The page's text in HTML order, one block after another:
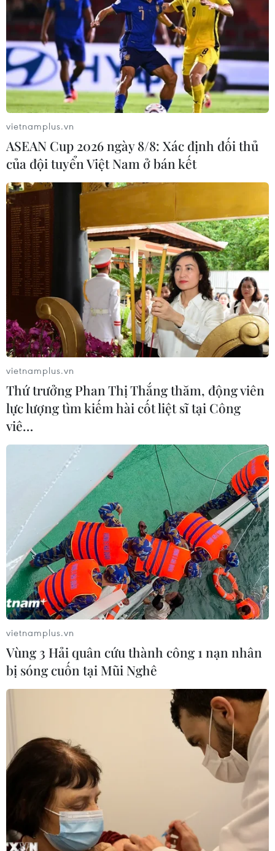
TIN LIÊN QUAN
Thủ tướng Canada Trudeau khẳng định
quan hệ gần gũi với Cuba
17/11/2016 01:04
Thủ tướng Canada Justin Trudeau tái khẳng định cuộc
bầu cử tổng thống vừa qua tại Mỹ với kết quả tỷ phú
Donald Trump đắc cử sẽ "không làm thay đổi" mối quan
hệ gần gũi giữa Canada và Cuba.
Canada mở rộng thị trường xuất khẩu dầu
mỏ sang châu Á
30/11/2016 08:41
Chính phủ Canada vừa chấp thuận hai dự án nâng cấp
và xây dựng mới các đường ống dẫn dầu nhằm tăng
công suất và mở rộng thị trường xuất khẩu sang châu Á.
vietnamplus.vn
ASEAN Cup 2026 ngày 8/8: Xác định đối thủ
của đội tuyển Việt Nam ở bán kết
vietnamplus.vn
Thứ trưởng Phan Thị Thắng thăm, động viên
lực lượng tìm kiếm hài cốt liệt sĩ tại Công
viê…
vietnamplus.vn
Vùng 3 Hải quân cứu thành công 1 nạn nhân
bị sóng cuốn tại Mũi Nghê